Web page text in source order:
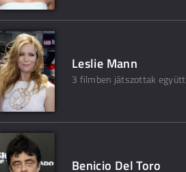
Leslie Mann
3 filmben játszottak együtt
Benicio Del Toro